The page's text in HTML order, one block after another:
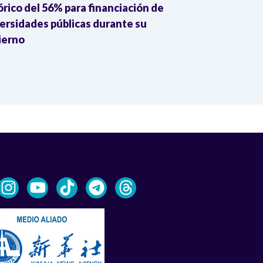
del 56% para financiación de
públicas durante su